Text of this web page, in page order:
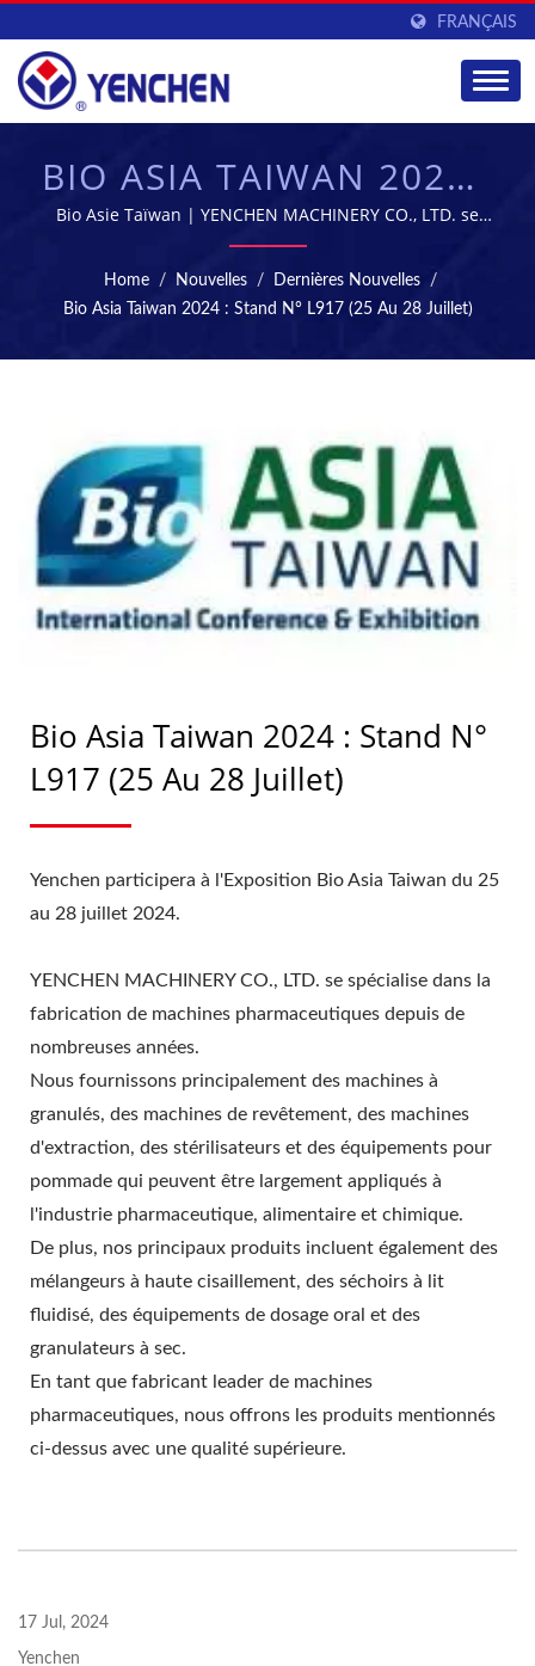
FRANÇAIS
BIO ASIA TAIWAN 2024 :
YENCHEN STAND N°
L917 (25 ~ 28 JUILLET)
| MACHINES À
COMPRIMÉS & DE
ÉQUIPEMENT DE
FABRICATION
PHARMACEUTIQUE |
YENCHEN
Bio Asie Taïwan | YENCHEN MACHINERY CO., LTD. se
spécialise dans la fabrication de machines
pharmaceutiques depuis 60 ans.
Home / Nouvelles / Dernières Nouvelles
/
Bio Asia Taiwan 2024 : Stand N° L917 (25 Au 28 Juillet)
Bio Asia Taiwan 2024 : Stand N°
L917 (25 Au 28 Juillet)
Yenchen participera à l'Exposition Bio Asia Taiwan du 25
au 28 juillet 2024.
YENCHEN MACHINERY CO., LTD. se spécialise dans la
fabrication de machines pharmaceutiques depuis de
nombreuses années.
Nous fournissons principalement des machines à
granulés, des machines de revêtement, des machines
d'extraction, des stérilisateurs et des équipements pour
pommade qui peuvent être largement appliqués à
l'industrie pharmaceutique, alimentaire et chimique.
De plus, nos principaux produits incluent également des
mélangeurs à haute cisaillement, des séchoirs à lit
fluidisé, des équipements de dosage oral et des
granulateurs à sec.
En tant que fabricant leader de machines
pharmaceutiques, nous offrons les produits mentionnés
ci-dessus avec une qualité supérieure.
17 Jul, 2024
Yenchen